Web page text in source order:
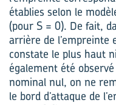
établies selon le
(pour S = 0). De fait,
arrière de l’empreinte
constate le plus haut
également été
nominal nul, on ne
le bord d’attaque de